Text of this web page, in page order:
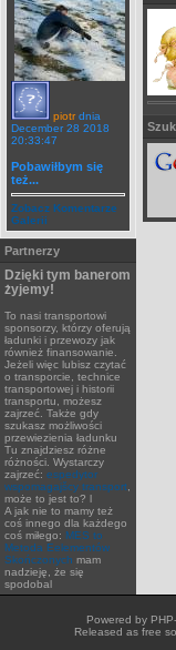
piotr dnia
December 28 2018
20:33:47
Pobawiłbym się
też...
Zobacz Komentarze
Galerii
Partnerzy
Dzięki tym banerom
żyjemy!
To nasi transportowi
sponsorzy, którzy oferują
ładunki i przewozy jak
również finansowanie.
Jeżeli więc lubisz czytać
o transporcie, technice
transportowej i historii
transportu, możesz
zajrzeć. Także gdy
szukasz możliwości
przewiezienia ładunku
Tu znajdziesz różne
różności. Wystarczy
zajrzeć: espedytor
wspomagajšcy transport
może to jest to? l
A jak nie to mamy też
coś innego dla każdego
coś miłego: MES to
Metoda Eelementów
Skończonych mam
nadzieję, że się
spodobal
Powered by
Released as free